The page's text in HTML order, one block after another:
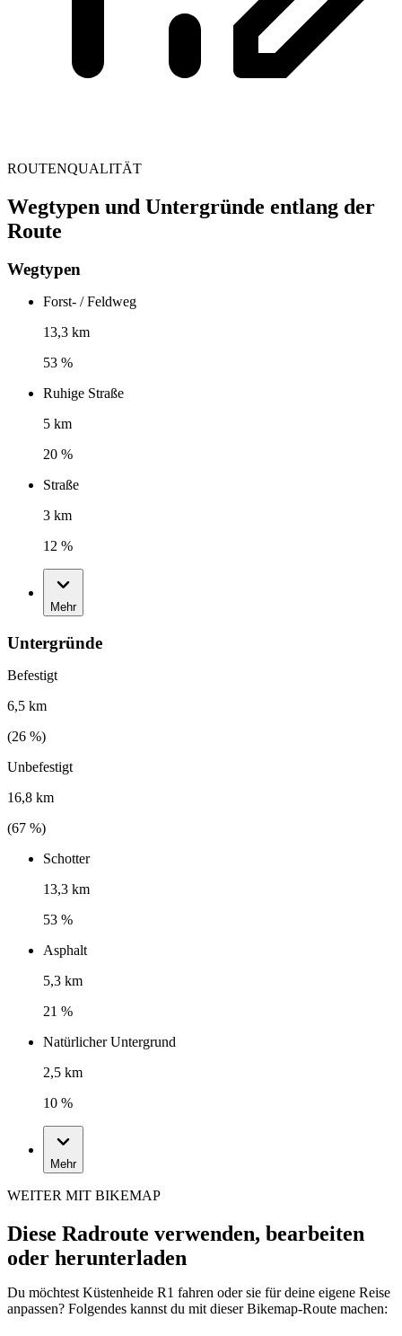
ROUTENQUALITÄT
Wegtypen und Untergründe entlang der
Route
Wegtypen
Forst- / Feldweg
13,3 km
53 %
Ruhige Straße
5 km
20 %
Straße
3 km
12 %
Mehr
Untergründe
Befestigt
6,5 km
(26 %)
Unbefestigt
16,8 km
(67 %)
Schotter
13,3 km
53 %
Asphalt
5,3 km
21 %
Natürlicher Untergrund
2,5 km
10 %
Mehr
WEITER MIT BIKEMAP
Diese Radroute verwenden, bearbeiten
oder herunterladen
Du möchtest Küstenheide R1 fahren oder sie für deine eigene Reise
anpassen? Folgendes kannst du mit dieser Bikemap-Route machen: